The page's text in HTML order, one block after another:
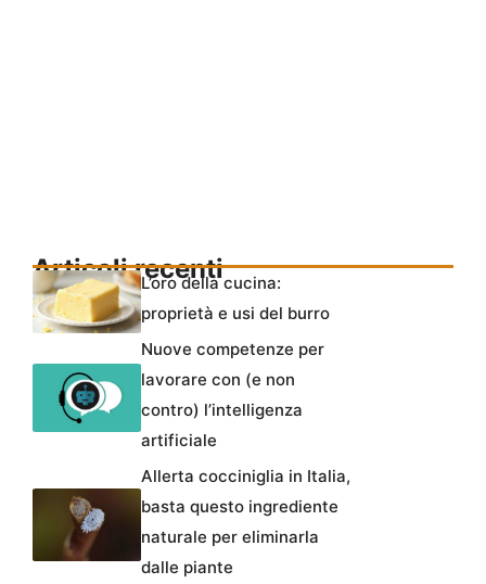
Articoli recenti
L’oro della cucina:
proprietà e usi del burro
Nuove competenze per
lavorare con (e non
contro) l’intelligenza
artificiale
Allerta cocciniglia in Italia,
basta questo ingrediente
naturale per eliminarla
dalle piante